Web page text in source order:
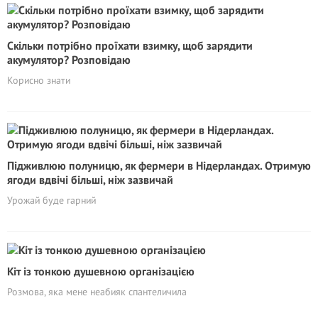
Скільки потрібно проїхати взимку, щоб зарядити
акумулятор? Розповідаю
Корисно знати
Підживлюю полуницю, як фермери в Нідерландах. Отримую
ягоди вдвічі більші, ніж зазвичай
Урожай буде гарний
Кіт із тонкою душевною організацією
Розмова, яка мене неабияк спантеличила